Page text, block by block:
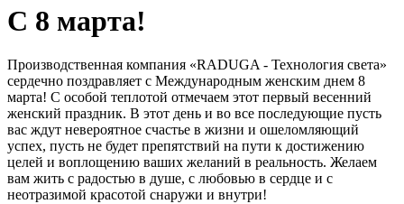
С 8 марта!
Производственная компания «RADUGA - Технология света»
сердечно поздравляет с Международным женским днем ​​8
марта! С особой теплотой отмечаем этот первый весенний
женский праздник. В этот день и во все последующие пусть
вас ждут невероятное счастье в жизни и ошеломляющий
успех, пусть не будет препятствий на пути к достижению
целей и воплощению ваших желаний в реальность. Желаем
вам жить с радостью в душе, с любовью в сердце и с
неотразимой красотой снаружи и внутри!